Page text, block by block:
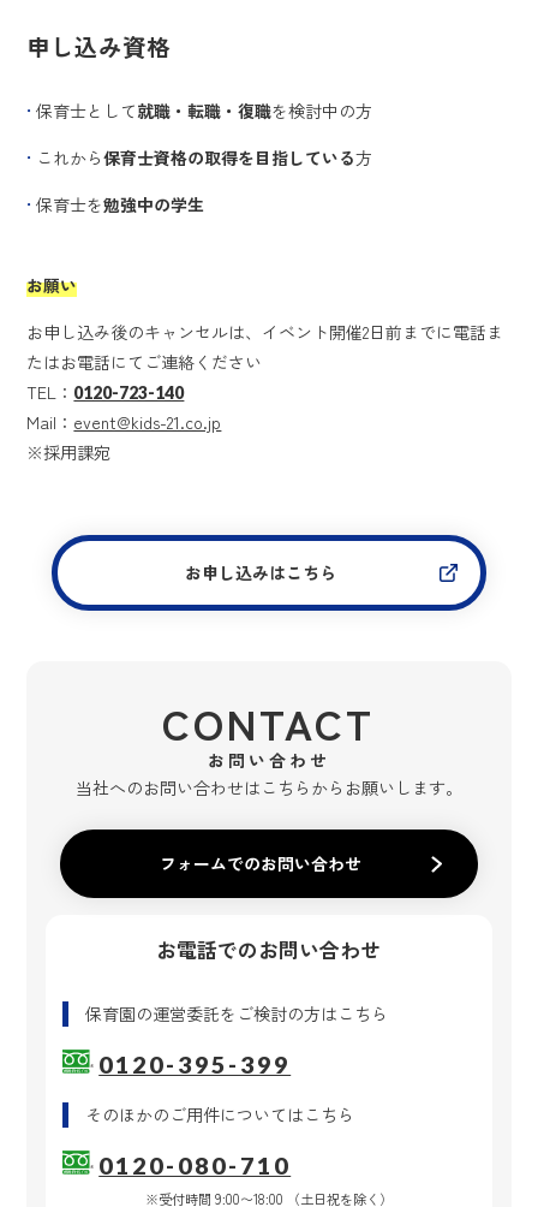
申し込み資格
保育士として就職・転職・復職を検討中の方
これから保育士資格の取得を目指している方
保育士を勉強中の学生
お願い
お申し込み後のキャンセルは、イベント開催2日前までに電話ま
たはお電話にてご連絡ください
TEL： 0120-723-140
Mail： event@kids-21.co.jp
※採用課宛
お申し込みはこちら
CONTACT
お問い合わせ
当社へのお問い合わせはこちらからお願いします。
フォームでのお問い合わせ
お電話でのお問い合わせ
保育園の運営委託をご検討の方はこちら
0120-395-399
そのほかのご用件についてはこちら
0120-080-710
※受付時間 9:00〜18:00 （土日祝を除く）